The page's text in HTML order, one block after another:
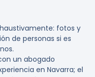
fotos y
de personas si es
un abogado
en Navarra; el